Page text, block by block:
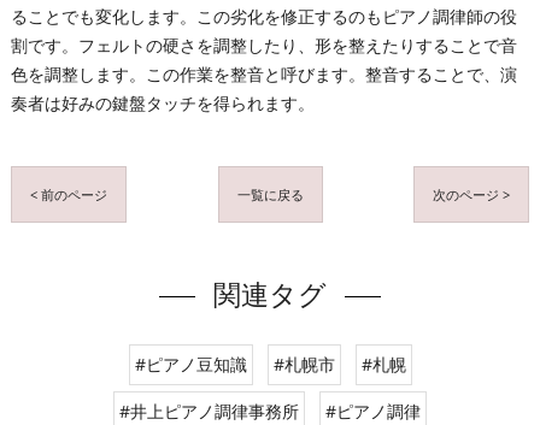
ることでも変化します。この劣化を修正するのもピアノ調律師の役
割です。フェルトの硬さを調整したり、形を整えたりすることで音
色を調整します。この作業を整音と呼びます。整音することで、演
奏者は好みの鍵盤タッチを得られます。
< 前のページ 一覧に戻る 次のページ >
関連タグ
#ピアノ豆知識 #札幌市 #札幌
#井上ピアノ調律事務所 #ピアノ調律